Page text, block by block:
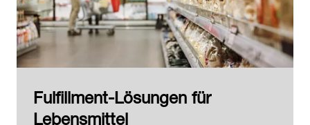
Fulfillment-Lösungen für
Lebensmittel